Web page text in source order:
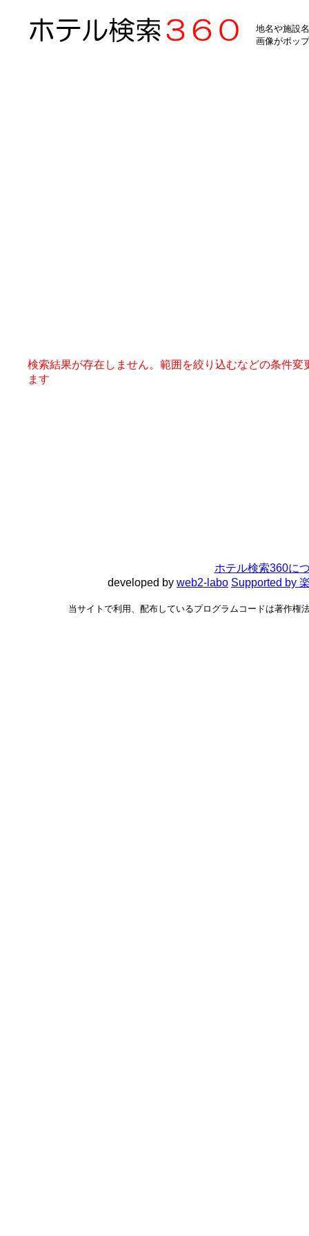
地名や施設
画像がポッ
検索結果が存在しません。範囲を絞り込むなどの条件変
ます
ホテル検索360に
developed by web2-labo Supported by
当サイトで利用、配布しているプログラムコードは著作